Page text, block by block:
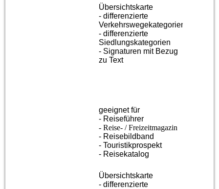
Übersichtskarte
- differenzierte
Verkehrswegekategorien
- differenzierte
Siedlungskategorien
- Signaturen mit Bezug
zu Text
geeignet für
- Reiseführer
- Reise- / Freizeitmagazin
- Reisebildband
- Touristikprospekt
- Reisekatalog
Übersichtskarte
- differenzierte